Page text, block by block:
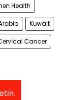
Health
Kuwait
Cancer